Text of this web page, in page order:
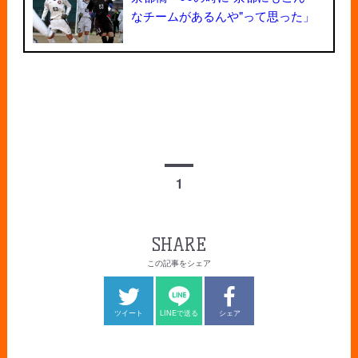
なチームがあるんや"って思った」
1
SHARE
この記事をシェア
ツイート LINEで送る シェア